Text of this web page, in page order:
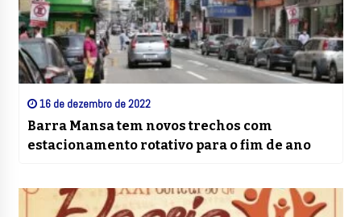
16 de dezembro de 2022
Barra Mansa tem novos trechos com
estacionamento rotativo para o fim de ano